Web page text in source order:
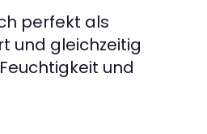
perfekt als
und gleichzeitig
und